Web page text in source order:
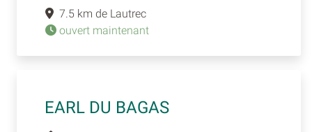
7.5 km de Lautrec
ouvert maintenant
EARL DU BAGAS